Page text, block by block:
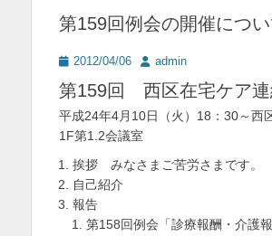
第159回例会の開催につ
投
日
2012/04/06
投
者
admin
第159回 西区在宅ケア連
平成24年4月10日（火）18：30～西
1F第1.2会議室
挨拶 みなさまご苦労さまです。
自己紹介
報告
第158回例会「診療報酬・介護